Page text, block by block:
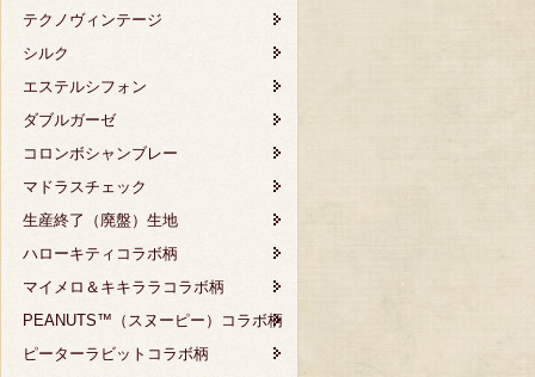
テクノヴィンテージ
シルク
エステルシフォン
ダブルガーゼ
コロンボシャンブレー
マドラスチェック
生産終了（廃盤）生地
ハローキティコラボ柄
マイメロ＆キキララコラボ柄
PEANUTS™（スヌーピー）コラボ柄
ピーターラビットコラボ柄